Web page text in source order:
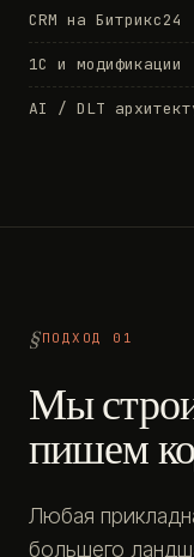
CRM на Битрикс24
1С и модификации
AI / DLT
ПОДХОД 01
Мы
пишем
Любая
большего